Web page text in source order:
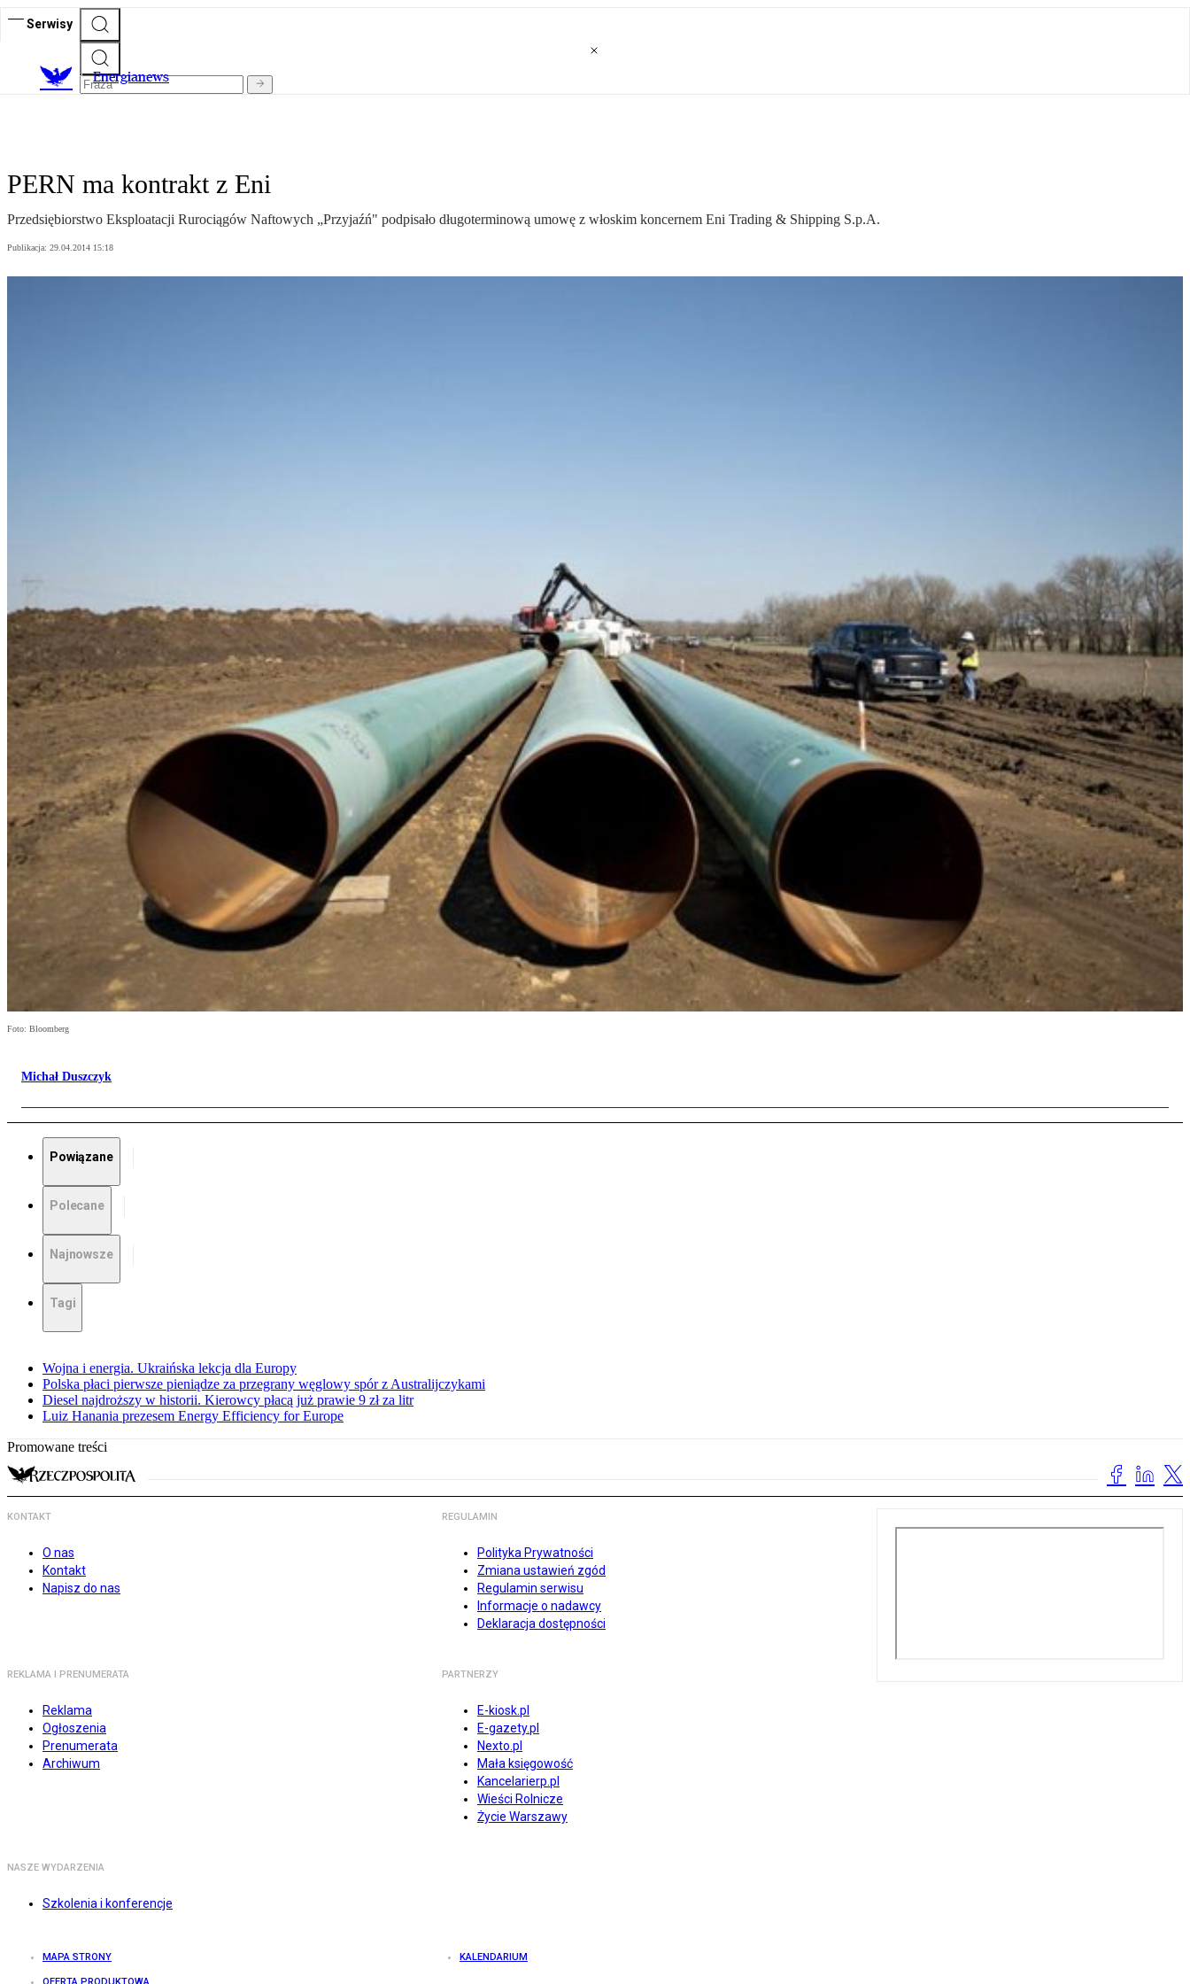
Serwisy
Energianews
PERN ma kontrakt z Eni
Przedsiębiorstwo Eksploatacji Rurociągów Naftowych „Przyjaźń" podpisało długoterminową umowę z włoskim koncernem Eni Trading & Shipping S.p.A.
Publikacja: 29.04.2014 15:18
Foto: Bloomberg
Michał Duszczyk
Powiązane
Polecane
Najnowsze
Tagi
Wojna i energia. Ukraińska lekcja dla Europy
Polska płaci pierwsze pieniądze za przegrany węglowy spór z Australijczykami
Diesel najdroższy w historii. Kierowcy płacą już prawie 9 zł za litr
Luiz Hanania prezesem Energy Efficiency for Europe
Promowane treści
KONTAKT
O nas
Kontakt
Napisz do nas
REGULAMIN
Polityka Prywatności
Zmiana ustawień zgód
Regulamin serwisu
Informacje o nadawcy
Deklaracja dostępności
REKLAMA I PRENUMERATA
Reklama
Ogłoszenia
Prenumerata
Archiwum
PARTNERZY
E-kiosk.pl
E-gazety.pl
Nexto.pl
Mała księgowość
Kancelarierp.pl
Wieści Rolnicze
Życie Warszawy
NASZE WYDARZENIA
Szkolenia i konferencje
MAPA STRONY KALENDARIUM